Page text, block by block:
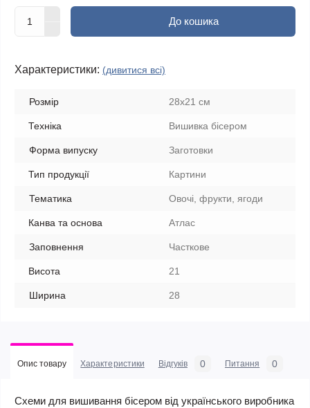
До кошика
Характеристики: (дивитися всі)
Розмір 28x21 см
Техніка Вишивка бісером
Форма випуску Заготовки
Тип продукції Картини
Тематика Овочі, фрукти, ягоди
Канва та основа Атлас
Заповнення Часткове
Висота 21
Ширина 28
Опис товару Характеристики Відгуків 0 Питання 0
Схеми для вишивання бісером від українського виробника